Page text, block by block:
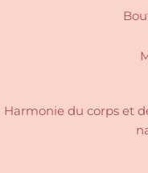
Harmonie du corps et